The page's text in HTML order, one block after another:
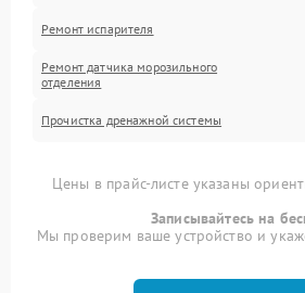
Ремонт испарителя
Ремонт датчика морозильного
отделения
Прочистка дренажной системы
Цены в прайс-листе указаны
Записывайтесь на
Мы проверим ваше устройство и